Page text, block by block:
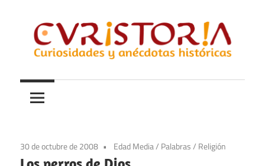
contenido
Curistoria
y
anécdotas
historia
30 de octubre de 2008 Edad Media/ Palabras/ Religión